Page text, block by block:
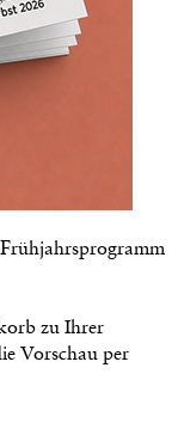
zu Ihrer
Vorschau per